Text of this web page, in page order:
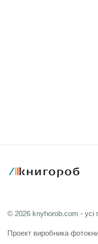
© 2026 knyhorob.com - усі
Проект виробника